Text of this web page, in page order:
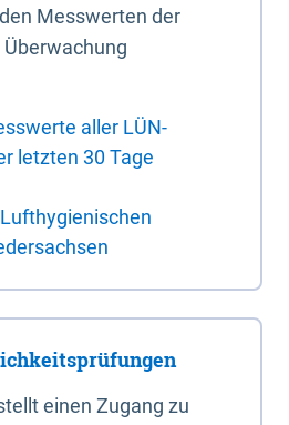
Messwerten der
aller LÜN-
letzten 30 Tage
einen Zugang zu